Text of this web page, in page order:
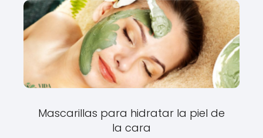
Mascarillas para hidratar la piel de
la cara